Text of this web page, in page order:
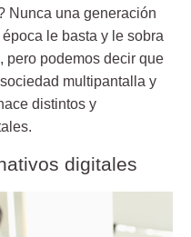
Nunca una generación
le basta y le sobra
pero podemos decir que
sociedad multipantalla y
distintos y
.
digitales